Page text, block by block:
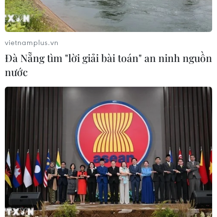
Cảnh báo thủ đoạn lừa đảo đưa lao
động thời vụ sang Hàn Quốc
chức “bay lắc” tại Hà Nội
Khởi tố thêm 6 đối tượng vụ lập
khống hồ sơ bảo hiểm y tế ở Đắk Lắk
05/08/2026 14:55
Vận chuyển quá cảnh hàng giả và
vietnamplus.vn
Đà Nẵng tìm "lời giải bài toán" an ninh nguồn
nước